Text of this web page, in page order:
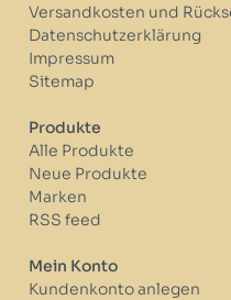
Versandkosten und
Datenschutzerklärung
Impressum
Sitemap
Produkte
Alle Produkte
Neue Produkte
Marken
RSS feed
Mein Konto
Kundenkonto anlegen